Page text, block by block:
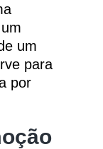
um
para
por